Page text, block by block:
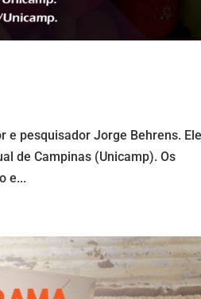
e pesquisador Jorge Behrens.
de Campinas (Unicamp). Os
e...